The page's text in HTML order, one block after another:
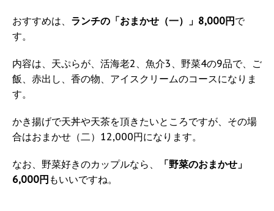
おすすめは、 ランチの「おまかせ（一）」8,000円で
す。
内容は、天ぷらが、活海老2、魚介3、野菜4の9品で、ご
飯、赤出し、香の物、アイスクリームのコースになりま
す。
かき揚げで天丼や天茶を頂きたいところですが、その場
合はおまかせ（二）12,000円になります。
なお、野菜好きのカップルなら、
「野菜のおまかせ」
6,000円 もいいですね。